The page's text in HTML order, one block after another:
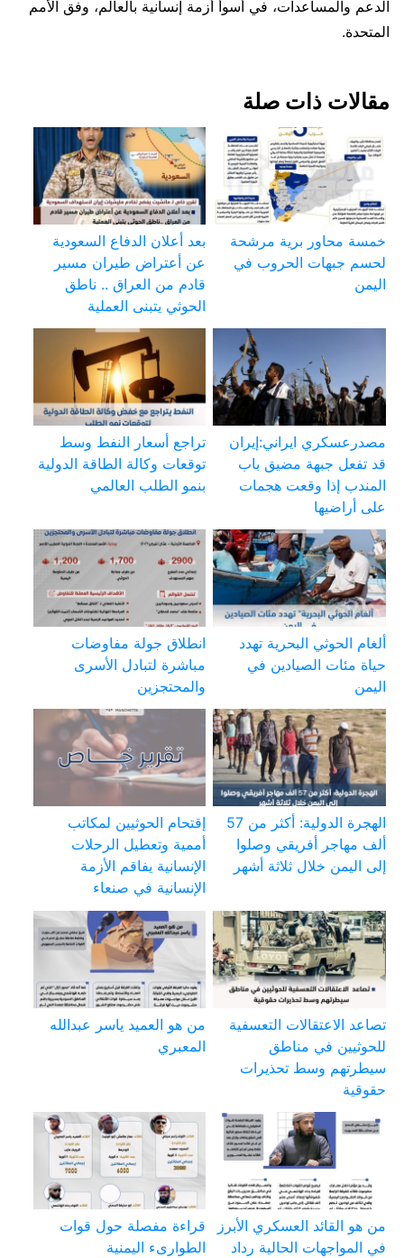
الدعم والمساعدات، في أسوأ أزمة إنسانية بالعالم، وفق الأمم
المتحدة.
مقالات ذات صلة
خمسة محاور برية مرشحة
لحسم جبهات الحروب في
اليمن
بعد أعلان الدفاع السعودية
عن أعتراض طيران مسير
قادم من العراق .. ناطق
الحوثي يتبنى العملية
مصدرعسكري ايراني:إيران
قد تفعل جبهة مضيق باب
المندب إذا وقعت هجمات
على أراضيها
تراجع أسعار النفط وسط
توقعات وكالة الطاقة الدولية
بنمو الطلب العالمي
ألغام الحوثي البحرية تهدد
حياة مئات الصيادين في
اليمن
انطلاق جولة مفاوضات
مباشرة لتبادل الأسرى
والمحتجزين
الهجرة الدولية: أكثر من 57
ألف مهاجر أفريقي وصلوا
إلى اليمن خلال ثلاثة أشهر
إقتحام الحوثيين لمكاتب
أممية وتعطيل الرحلات
الإنسانية يفاقم الأزمة
الإنسانية في صنعاء
تصاعد الاعتقالات التعسفية
للحوثيين في مناطق
سيطرتهم وسط تحذيرات
حقوقية
من هو العميد ياسر عبدالله
المعبري
من هو القائد العسكري الأبرز
في المواجهات الحالية رداد
قراءة مفصلة حول قوات
الطوارىء اليمنية